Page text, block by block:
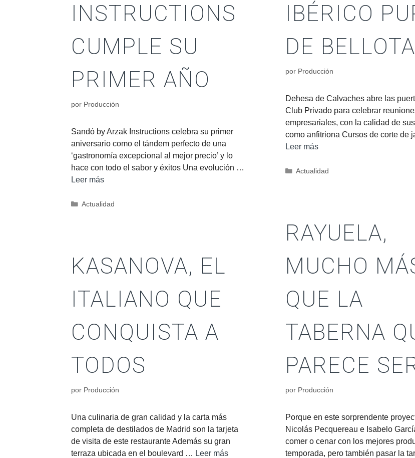
INSTRUCTIONS
CUMPLE SU
PRIMER AÑO
por Producción
Sandó by Arzak Instructions celebra su primer
aniversario como el tándem perfecto de una
‘gastronomía excepcional al mejor precio’ y lo
hace con todo el sabor y éxitos Una evolución …
Leer más
Actualidad
IBÉRICO
DE BELLOTA
por Producción
Dehesa de Calvaches abre las
Club Privado para celebrar
empresariales, con la calidad de
como anfitriona Cursos de corte de
Leer más
Actualidad
RAYUELA,
MUCHO
QUE LA
TABERNA
PARECE
por Producción
Porque en este sorprendente
Nicolás Pecquereau e Isabelo
comer o cenar con los mejores
temporada, pero también pasar la
KASANOVA, EL
ITALIANO QUE
CONQUISTA A
TODOS
por Producción
Una culinaria de gran calidad y la carta más
completa de destilados de Madrid son la tarjeta
de visita de este restaurante Además su gran
terraza ubicada en el boulevard … Leer más